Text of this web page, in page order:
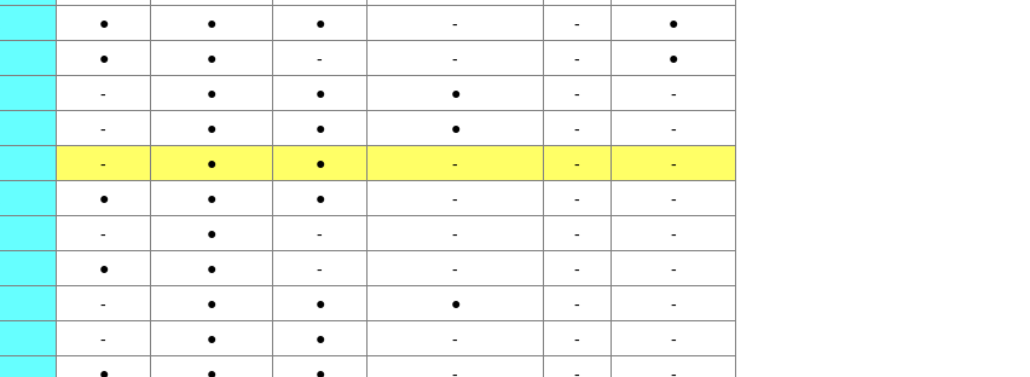
● ● ● - -
●
● ● - - -
●
- ● ● ● -
-
- ● ● ● -
-
- ● ● - -
-
● ● ● - -
-
- ● - - -
-
● ● - - -
-
- ● ● ● -
-
- ● ● - -
-